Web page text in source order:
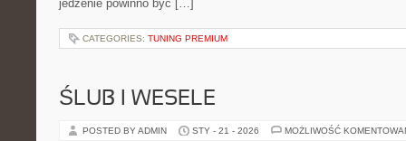
jedzenie powinno być […]
CATEGORIES: TUNING PREMIUM
ŚLUB I WESELE
POSTED BY ADMIN STY - 21 - 2026 MOŻLIWOŚĆ